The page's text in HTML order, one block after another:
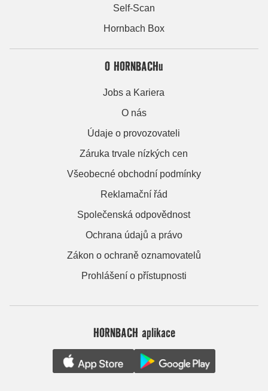
Self-Scan
Hornbach Box
O HORNBACHu
Jobs a Kariera
O nás
Údaje o provozovateli
Záruka trvale nízkých cen
Všeobecné obchodní podmínky
Reklamační řád
Společenská odpovědnost
Ochrana údajů a právo
Zákon o ochraně oznamovatelů
Prohlášení o přístupnosti
HORNBACH aplikace